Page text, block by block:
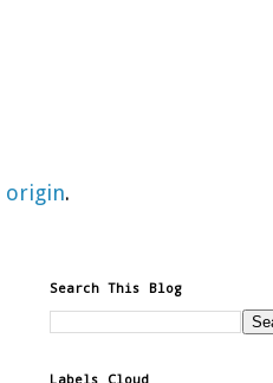
origin.
Search This Blog
Labels Cloud